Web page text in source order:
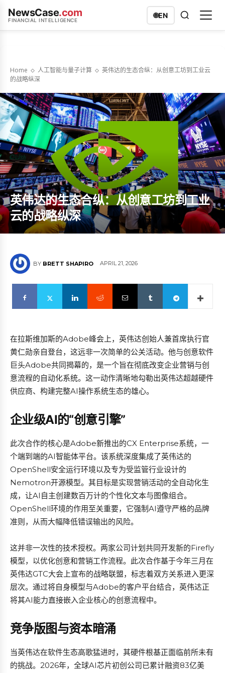
NewsCase.com
FINANCIAL INTELLIGENCE
🌐EN
Home 人工智能与量子计算
英伟达的生态合纵：从创意工坊到工业云
的战略纵深
英伟达的生态合纵：从创意工坊到工业
云的战略纵深
BY BRETT SHAPIRO APRIL 21, 2026
在拉斯维加斯的Adobe峰会上，英伟达创始人兼首席执行官
黄仁勋亲自登台，这远非一次简单的公关活动。他与创意软件
巨头Adobe共同揭幕的，是一个旨在彻底改变企业营销与创
意流程的自动化系统。这一动作清晰地勾勒出英伟达超越硬件
供应商、构建完整AI操作系统生态的雄心。
企业级AI的“创意引擎”
此次合作的核心是Adobe新推出的CX Enterprise系统，一
个端到端的AI智能体平台。该系统深度集成了英伟达的
OpenShell安全运行环境以及专为受监管行业设计的
Nemotron开源模型。其目标是实现营销活动的全自动化生
成，让AI自主创建数百万计的个性化文本与图像组合。
OpenShell环境的作用至关重要，它强制AI遵守严格的品牌
准则，从而大幅降低错误输出的风险。
这并非一次性的技术授权。两家公司计划共同开发新的Firefly
模型，以优化创意和营销工作流程。此次合作基于今年三月在
英伟达GTC大会上宣布的战略联盟，标志着双方关系进入更深
层次。通过将自身模型与Adobe的客户平台结合，英伟达正
将其AI能力直接嵌入企业核心的创意流程中。
竞争版图与资本暗涌
当英伟达在软件生态高歌猛进时，其硬件根基正面临前所未有
的挑战。2026年，全球AI芯片初创公司已累计融资83亿美